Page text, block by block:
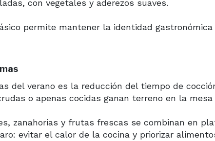
con vegetales y aderezos suaves.
permite mantener la identidad
del verano es la reducción del tiempo de
o apenas cocidas ganan terreno en la mesa
zanahorias y frutas frescas se combinan en
evitar el calor de la cocina y priorizar